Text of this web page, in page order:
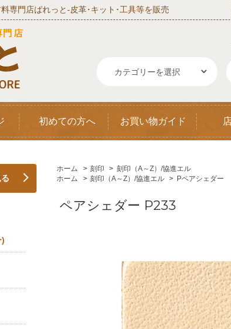
専門店ぱれっと‐皮革･キット･工具等を販売
初めての方へ お買い物ガイド
ホーム > 刻印 > 刻印（A～Z）/協進エル
ホーム
> 刻印（A～Z）/協進エル > Pペアシェダー
ペアシェダー P233
)